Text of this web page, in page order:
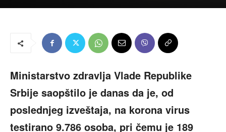
Ministarstvo zdravlja Vlade Republike
Srbije saopštilo je danas da je, od
poslednjeg izveštaja, na korona virus
testirano 9.786 osoba, pri čemu je 189